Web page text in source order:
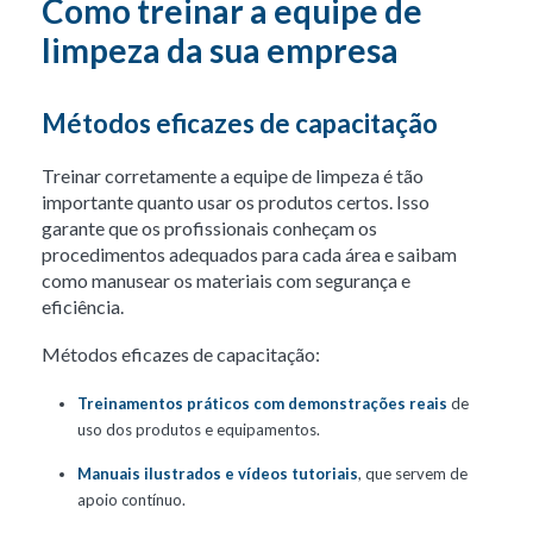
Como treinar a equipe de
limpeza da sua empresa
Métodos eficazes de capacitação
Treinar corretamente a equipe de limpeza é tão
importante quanto usar os produtos certos. Isso
garante que os profissionais conheçam os
procedimentos adequados para cada área e saibam
como manusear os materiais com segurança e
eficiência.
Métodos eficazes de capacitação:
Treinamentos práticos com demonstrações reais de
uso dos produtos e equipamentos.
Manuais ilustrados e vídeos tutoriais, que servem de
apoio contínuo.